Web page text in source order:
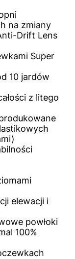
na zmiany
Drift Lens
Super
10 jardów
z litego
elewacji i
powłoki
100%